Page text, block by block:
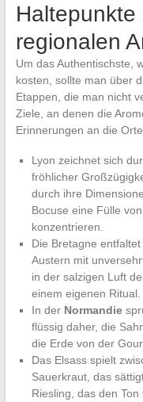
regionalen
Um das Authentischste,
kosten, sollte man über
Etappen, die man nicht
Ziele, an denen die
Erinnerungen an die
Lyon zeichnet sich
fröhlicher
durch ihre
Bocuse eine Fülle
konzentrieren.
Die Bretagne
Austern mit
in der salzigen Luft
einem eigenen Ritual.
In der Normandie
flüssig daher, die
die Erde von der
Das Elsass spielt
Sauerkraut, das
Riesling, das den